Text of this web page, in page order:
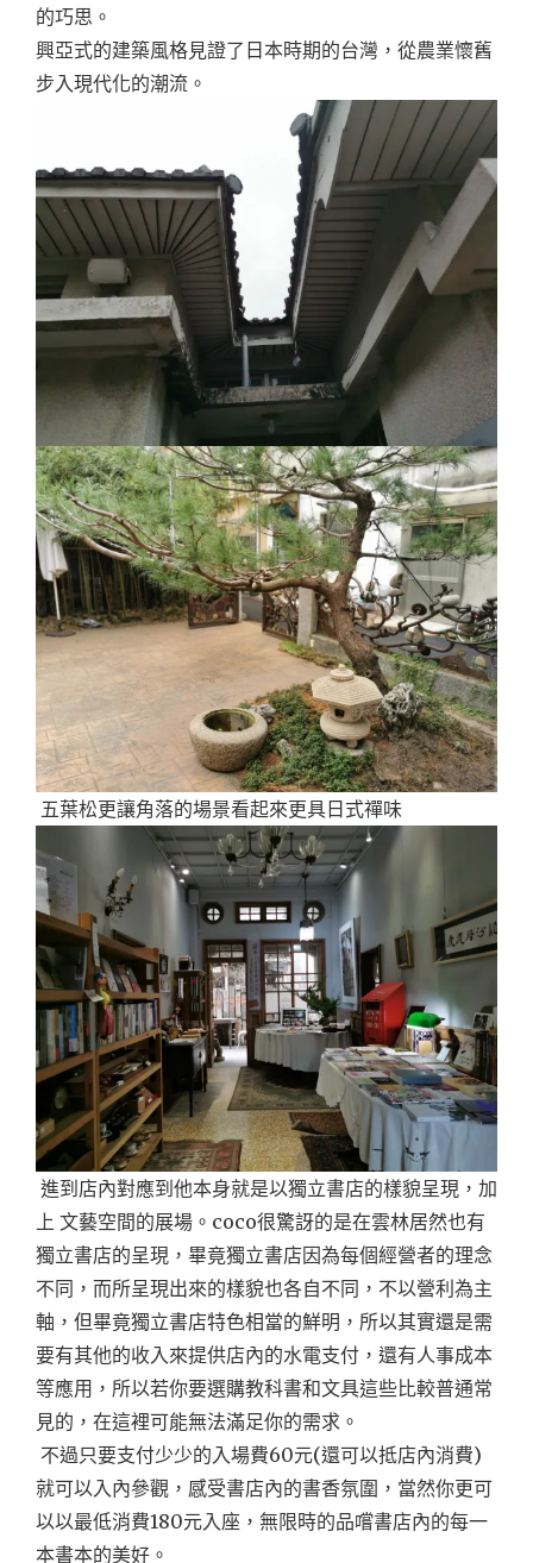
的巧思。
興亞式的建築風格見證了日本時期的台灣，從農業懷舊
步入現代化的潮流。
五葉松更讓角落的場景看起來更具日式禪味
進到店內對應到他本身就是以獨立書店的樣貌呈現，加
上 文藝空間的展場。coco很驚訝的是在雲林居然也有
獨立書店的呈現，畢竟獨立書店因為每個經營者的理念
不同，而所呈現出來的樣貌也各自不同，不以營利為主
軸，但畢竟獨立書店特色相當的鮮明，所以其實還是需
要有其他的收入來提供店內的水電支付，還有人事成本
等應用，所以若你要選購教科書和文具這些比較普通常
見的，在這裡可能無法滿足你的需求。
不過只要支付少少的入場費60元(還可以抵店內消費)
就可以入內參觀，感受書店內的書香氛圍，當然你更可
以以最低消費180元入座，無限時的品嚐書店內的每一
本書本的美好。